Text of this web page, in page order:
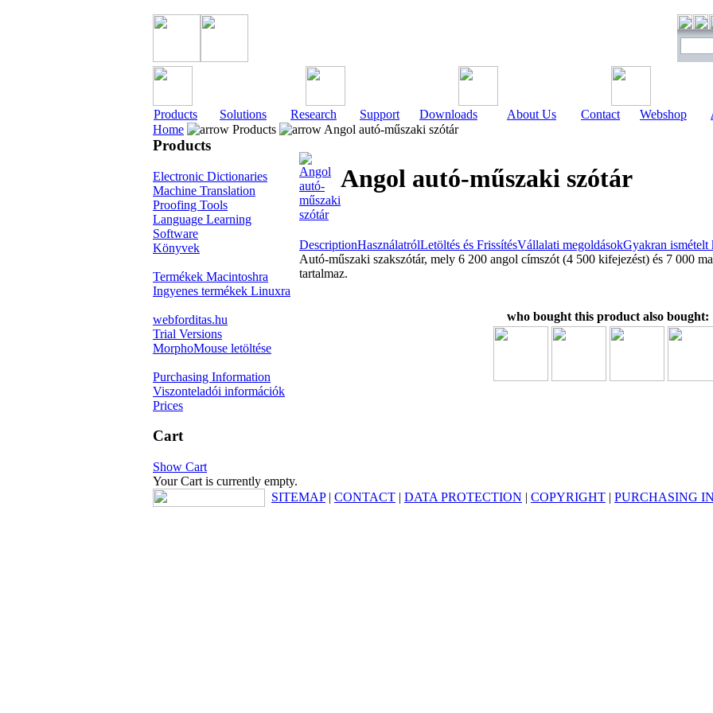
Products Solutions Research Support Downloads About Us Contact Webshop
Home
Products Angol autó-műszaki szótár
Products
Electronic Dictionaries
Machine Translation
Proofing Tools
Language Learning
Software
Könyvek
Termékek Macintoshra
Ingyenes termékek Linuxra
webforditas.hu
Trial Versions
MorphoMouse letöltése
Purchasing Information
Viszonteladói információk
Prices
Cart
Show Cart
Your Cart is currently empty.
Angol autó-műszaki szótár
DescriptionHasználatrólLetöltés és FrissítésVállalati megoldásokGyakran ismételt
Autó-műszaki szakszótár, mely 6 200 angol címszót (4 500 kifejezést) és 7 000
tartalmaz.
who bought this product also bought:
SITEMAP| CONTACT | DATA PROTECTION | COPYRIGHT | PURCHASING